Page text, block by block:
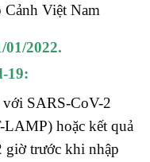
Cảnh Việt Nam
2022.
19:
với SARS-CoV-2
LAMP) hoặc kết quả
giờ trước khi nhập